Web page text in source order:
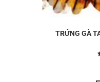
TRỨNG GÀ